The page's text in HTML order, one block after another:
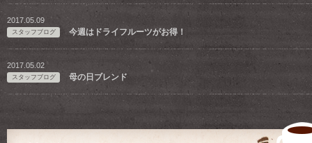
2017.05.09
スタッフブログ 今週はドライフルーツがお得！
2017.05.02
スタッフブログ 母の日ブレンド